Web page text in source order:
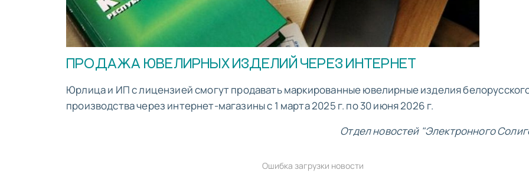
ПРОДАЖА ЮВЕЛИРНЫХ ИЗДЕЛИЙ ЧЕРЕЗ ИНТЕРНЕТ
Юрлица и ИП с лицензией смогут продавать маркированные ювелирные изделия
производства через интернет-магазины с 1 марта 2025 г. по 30 июня 2026 г.
Отдел новостей "Электронного
Ошибка загрузки новости